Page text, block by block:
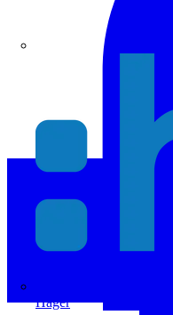
Hager